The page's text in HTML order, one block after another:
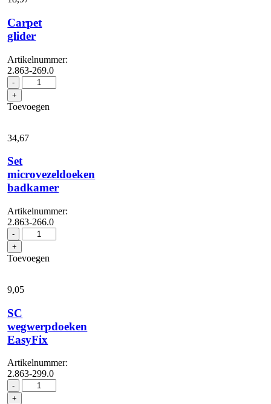
borstel
aantal
Carpet
glider
Artikelnummer:
2.863-269.0
-
Carpet
glider
aantal
+
Toevoegen
34,67
Set
microvezeldoeken
badkamer
Artikelnummer:
2.863-266.0
-
microvezeldoeken
badkamer
aantal
+
Toevoegen
9,05
SC
wegwerpdoeken
EasyFix
Artikelnummer:
2.863-299.0
-
wegwerpdoeken
+